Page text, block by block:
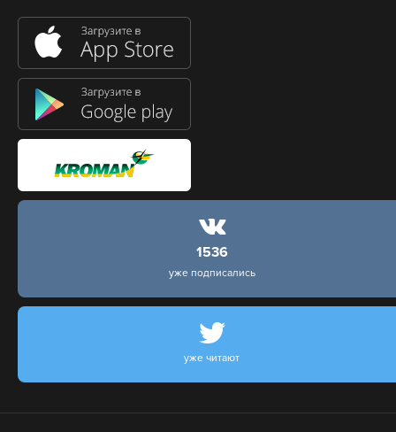
1536
уже подписались
уже читают